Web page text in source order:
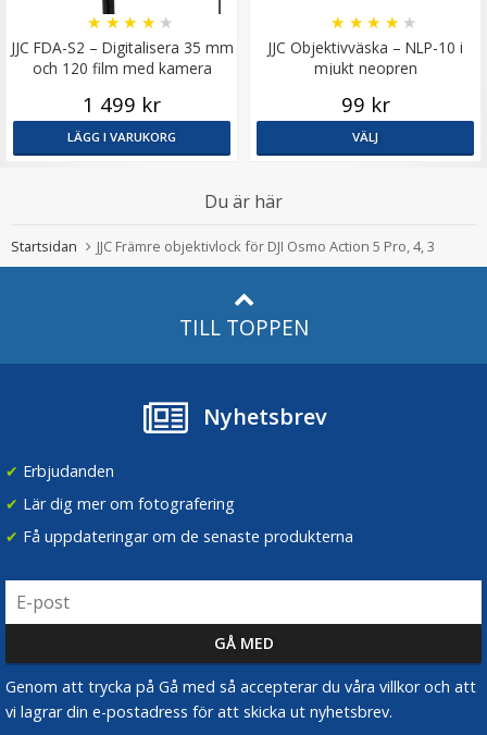
JJC FDA-S2 – Digitalisera 35 mm
och 120 film med kamera
★ ★ ★ ★ ★
1 499 kr
LÄGG I VARUKORG
JJC Objektivväska – NLP-10 i
mjukt neopren
★ ★ ★ ★ ★
99 kr
VÄLJ
Du är här
Startsidan JJC Främre objektivlock för DJI Osmo Action 5 Pro, 4, 3
TILL TOPPEN
Nyhetsbrev
✔ Erbjudanden
✔ Lär dig mer om fotografering
✔ Få uppdateringar om de senaste produkterna
Genom att trycka på Gå med så accepterar du våra villkor och att
vi lagrar din e-postadress för att skicka ut nyhetsbrev.